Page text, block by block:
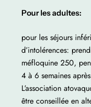
Pour les adultes:
pour les séjours
d’intolérences:
méfloquine 250,
4 à 6 semaines
L’association
être conseillée en